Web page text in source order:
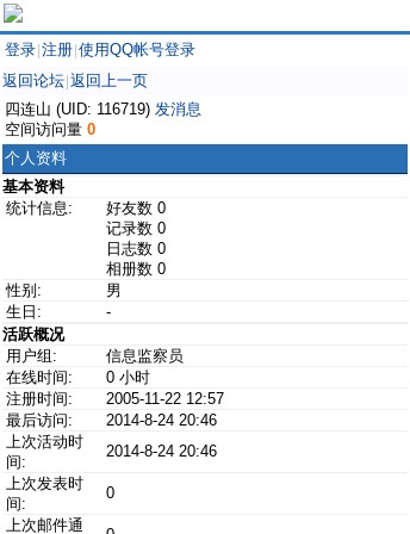
登录 注册 使用QQ帐号登录
返回论坛 返回上一页
四连山 (UID: 116719) 发消息
空间访问量 0
个人资料
基本资料
统计信息:
好友数 0
记录数 0
日志数 0
相册数 0
性别:
男
生日:
-
活跃概况
用户组:
信息监察员
在线时间:
0 小时
注册时间:
2005-11-22 12:57
最后访问:
2014-8-24 20:46
上次活动时
间:
2014-8-24 20:46
上次发表时
间:
0
上次邮件通